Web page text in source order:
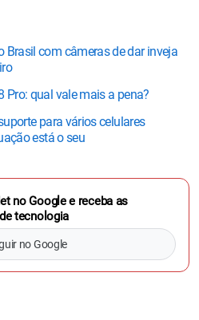
Brasil com câmeras de dar inveja
Pro: qual vale mais a pena?
para vários celulares
está o seu
no Google e receba as
tecnologia
no Google